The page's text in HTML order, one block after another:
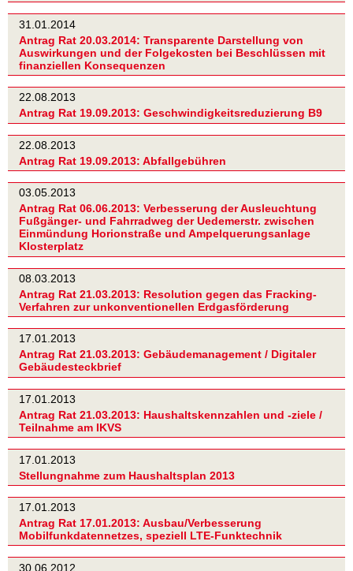
31.01.2014
Antrag Rat 20.03.2014: Transparente Darstellung von
Auswirkungen und der Folgekosten bei Beschlüssen mit
finanziellen Konsequenzen
22.08.2013
Antrag Rat 19.09.2013: Geschwindigkeitsreduzierung B9
22.08.2013
Antrag Rat 19.09.2013: Abfallgebühren
03.05.2013
Antrag Rat 06.06.2013: Verbesserung der Ausleuchtung
Fußgänger- und Fahrradweg der Uedemerstr. zwischen
Einmündung Horionstraße und Ampelquerungsanlage
Klosterplatz
08.03.2013
Antrag Rat 21.03.2013: Resolution gegen das Fracking-
Verfahren zur unkonventionellen Erdgasförderung
17.01.2013
Antrag Rat 21.03.2013: Gebäudemanagement / Digitaler
Gebäudesteckbrief
17.01.2013
Antrag Rat 21.03.2013: Haushaltskennzahlen und -ziele /
Teilnahme am IKVS
17.01.2013
Stellungnahme zum Haushaltsplan 2013
17.01.2013
Antrag Rat 17.01.2013: Ausbau/Verbesserung
Mobilfunkdatennetzes, speziell LTE-Funktechnik
30.06.2012